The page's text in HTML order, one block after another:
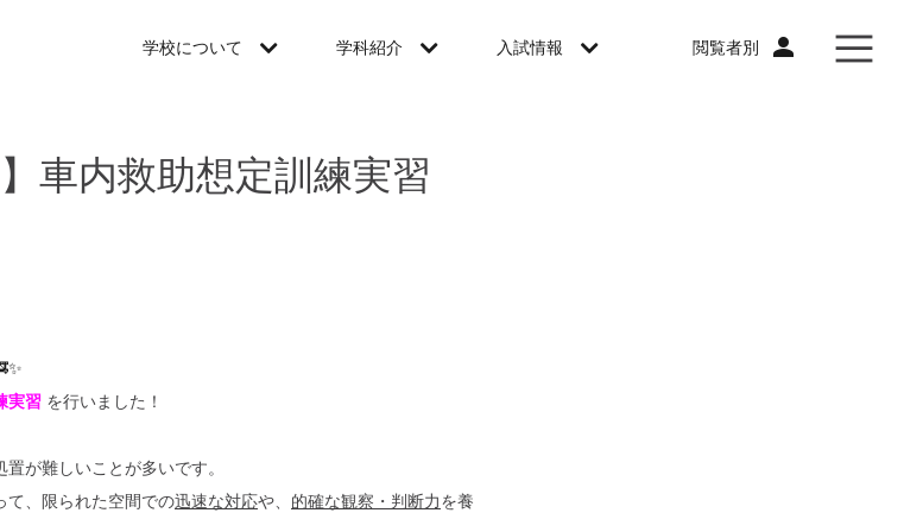
学校について 学科紹介 入試情報 閲覧者別
車内救助想定訓練実習
実習 を行いました！
が難しいことが多いです。
て、限られた空間での迅速な対応や、 的確な観察・判断力を養